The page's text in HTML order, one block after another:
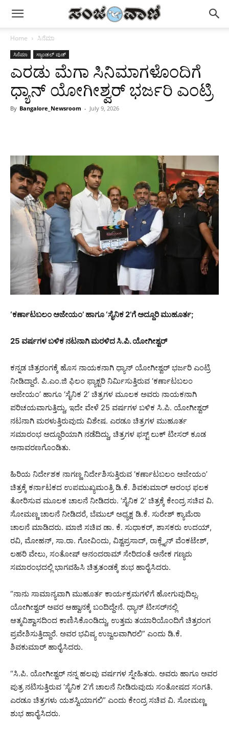
Home ಸಿನೆಮಾ
ಸಿನೆಮಾ ಸ್ಯಾಂಡಲ್ ವುಡ್
ಎರಡು ಮೆಗಾ ಸಿನಿಮಾಗಳೊಂದಿಗೆ
ಧ್ಯಾನ್ ಯೋಗೀಶ್ವರ್ ಭರ್ಜರಿ ಎಂಟ್ರಿ
By Bangalore_Newsroom - July 9, 2026
‘ಕರ್ಣಾಟಬಲಂ ಅಜೇಯಂ’ ಹಾಗೂ ‘ಸೈನಿಕ 2’ಗೆ ಅದ್ದೂರಿ ಮುಹೂರ್ತ;
25 ವರ್ಷಗಳ ಬಳಿಕ ನಟನಾಗಿ ಮರಳಿದ ಸಿ.ಪಿ. ಯೋಗೀಶ್ವರ್
ಕನ್ನಡ ಚಿತ್ರರಂಗಕ್ಕೆ ಹೊಸ ನಾಯಕನಾಗಿ ಧ್ಯಾನ್ ಯೋಗೀಶ್ವರ್ ಭರ್ಜರಿ ಎಂಟ್ರಿ
ನೀಡಿದ್ದಾರೆ. ಪಿ.ಎಂ.ಜಿ ಫಿಲಂ ಫ್ಯಾಕ್ಟರಿ ನಿರ್ಮಿಸುತ್ತಿರುವ ‘ಕರ್ಣಾಟಬಲಂ
ಅಜೇಯಂ’ ಹಾಗೂ ‘ಸೈನಿಕ 2’ ಚಿತ್ರಗಳ ಮೂಲಕ ಅವರು ನಾಯಕನಾಗಿ
ಪರಿಚಯವಾಗುತ್ತಿದ್ದು, ಇದೇ ವೇಳೆ 25 ವರ್ಷಗಳ ಬಳಿಕ ಸಿ.ಪಿ. ಯೋಗೀಶ್ವರ್
ನಟನಾಗಿ ಮರಳುತ್ತಿರುವುದು ವಿಶೇಷ. ಎರಡೂ ಚಿತ್ರಗಳ ಮುಹೂರ್ತ
ಸಮಾರಂಭ ಅದ್ಧೂರಿಯಾಗಿ ನಡೆದಿದ್ದು, ಚಿತ್ರಗಳ ಫಸ್ಟ್ ಲುಕ್ ಟೀಸರ್ ಕೂಡ
ಅನಾವರಣಗೊಂಡಿತು.
ಹಿರಿಯ ನಿರ್ದೇಶಕ ನಾಗಣ್ಣ ನಿರ್ದೇಶಿಸುತ್ತಿರುವ ‘ಕರ್ಣಾಟಬಲಂ ಅಜೇಯಂ’
ಚಿತ್ರಕ್ಕೆ ಕರ್ನಾಟಕದ ಉಪಮುಖ್ಯಮಂತ್ರಿ ಡಿ.ಕೆ. ಶಿವಕುಮಾರ್ ಆರಂಭ ಫಲಕ
ತೋರಿಸುವ ಮೂಲಕ ಚಾಲನೆ ನೀಡಿದರು. ‘ಸೈನಿಕ 2’ ಚಿತ್ರಕ್ಕೆ ಕೇಂದ್ರ ಸಚಿವ ವಿ.
ಸೋಮಣ್ಣ ಚಾಲನೆ ನೀಡಿದರೆ, ಬೆಮುಲ್ ಅಧ್ಯಕ್ಷ ಡಿ.ಕೆ. ಸುರೇಶ್ ಕ್ಯಾಮೆರಾ
ಚಾಲನೆ ಮಾಡಿದರು. ಮಾಜಿ ಸಚಿವ ಡಾ. ಕೆ. ಸುಧಾಕರ್, ಶಾಸಕರು ಉದಯ್,
ರವಿ, ಮೋಹನ್, ಸಾ.ರಾ. ಗೋವಿಂದು, ವಿಶ್ವಪ್ರಸಾದ್, ರಾಕ್ಲೈನ್ ವೆಂಕಟೇಶ್,
ಲಹರಿ ವೇಲು, ಸಂತೋಷ್ ಆನಂದರಾಮ್ ಸೇರಿದಂತೆ ಅನೇಕ ಗಣ್ಯರು
ಸಮಾರಂಭದಲ್ಲಿ ಭಾಗವಹಿಸಿ ಚಿತ್ರತಂಡಕ್ಕೆ ಶುಭ ಹಾರೈಸಿದರು.
“ನಾನು ಸಾಮಾನ್ಯವಾಗಿ ಮುಹೂರ್ತ ಕಾರ್ಯಕ್ರಮಗಳಿಗೆ ಹೋಗುವುದಿಲ್ಲ.
ಯೋಗೀಶ್ವರ್ ಅವರ ಆಹ್ವಾನಕ್ಕೆ ಬಂದಿದ್ದೇನೆ. ಧ್ಯಾನ್ ಟೀಸರ್‌ನಲ್ಲಿ
ಆತ್ಮವಿಶ್ವಾಸದಿಂದ ಕಾಣಿಸಿಕೊಂಡಿದ್ದು, ಉತ್ತಮ ತಯಾರಿಯೊಂದಿಗೆ ಚಿತ್ರರಂಗ
ಪ್ರವೇಶಿಸುತ್ತಿದ್ದಾರೆ. ಅವರ ಭವಿಷ್ಯ ಉಜ್ವಲವಾಗಿರಲಿ” ಎಂದು ಡಿ.ಕೆ.
ಶಿವಕುಮಾರ್ ಹಾರೈಸಿದರು.
“ಸಿ.ಪಿ. ಯೋಗೀಶ್ವರ್ ನನ್ನ ಹಲವು ವರ್ಷಗಳ ಸ್ನೇಹಿತರು. ಅವರು ಹಾಗೂ ಅವರ
ಪುತ್ರ ನಟಿಸುತ್ತಿರುವ ‘ಸೈನಿಕ 2’ಗೆ ಚಾಲನೆ ನೀಡಿರುವುದು ಸಂತೋಷದ ಸಂಗತಿ.
ಎರಡೂ ಚಿತ್ರಗಳು ಯಶಸ್ವಿಯಾಗಲಿ” ಎಂದು ಕೇಂದ್ರ ಸಚಿವ ವಿ. ಸೋಮಣ್ಣ
ಶುಭ ಹಾರೈಸಿದರು.